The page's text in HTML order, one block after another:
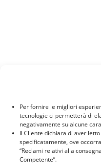
Per fornire le migliori
tecnologie ci permetterà di
negativamente su alcune
Il Cliente dichiara di aver
specificatamente, ove
“Reclami relativi alla
Competente”.